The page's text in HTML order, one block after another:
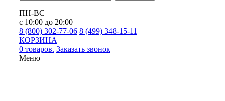
ПН-ВС
с 10:00 до 20:00
8 (800) 302-77-06 8 (499) 348-15-11
КОРЗИНА
0 товаров. Заказать звонок
Меню